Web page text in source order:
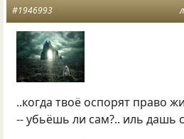
#1946993
..когда твоё оспорят право
-- убьёшь ли сам?.. иль дашь